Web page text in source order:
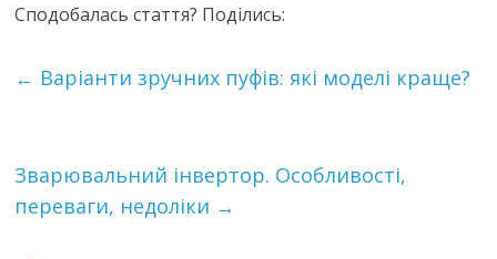
Сподобалась стаття? Поділись:
← Варіанти зручних пуфів: які моделі краще?
Зварювальний інвертор. Особливості,
переваги, недоліки →